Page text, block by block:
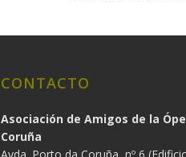
CONTACTO
Asociación de Amigos de la
Coruña